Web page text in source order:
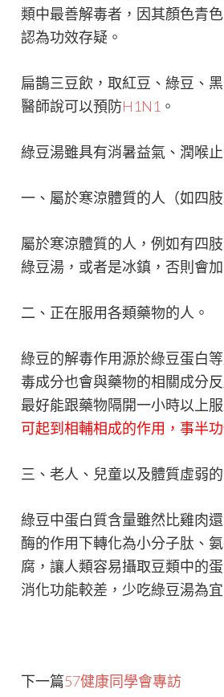
類中最善解毒者，因其顏色青
認為功效存疑。
扁鵲三豆飲，取紅豆、綠豆、
醫師說可以預防H1N1 。
綠豆湯雖具有消暑益氣、潤喉
一、屬於寒涼體質的人（如四
屬於寒涼體質的人，例如有四
綠豆湯，或者是冰鎮，否則會
二、正在服用各類藥物的人。
綠豆的解毒作用源於綠豆蛋白
毒成分也會與藥物的相關成分
最好能跟藥物隔開一小時以上服
可起到相輔相成的作用，事半功
三、老人、兒童以及體質虛弱的
綠豆中蛋白質含量雖然比雞肉
酶的作用下轉化為小分子肽、
腐，讓人類容易攝取豆類中的
消化功能較差，少吃綠豆湯為宜
下一篇57健康同學會專訪